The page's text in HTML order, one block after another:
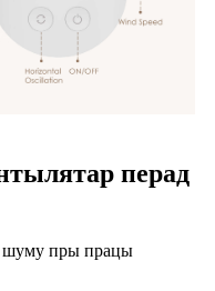
перад
шуму пры працы